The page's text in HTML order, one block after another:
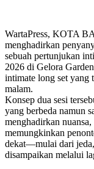
WartaPress, KOTA
menghadirkan
sebuah pertunjukan
2026 di Gelora
intimate long set yang
malam.
Konsep dua sesi
yang berbeda namun
menghadirkan
memungkinkan
dekat—mulai dari
disampaikan melalui